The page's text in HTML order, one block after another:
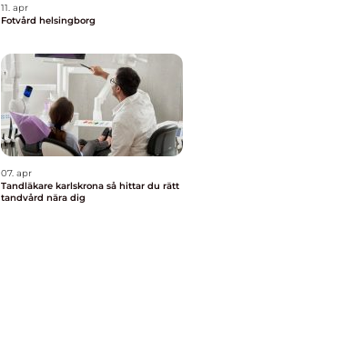
11. apr
Fotvård helsingborg
07. apr
Tandläkare karlskrona så hittar du rätt
tandvård nära dig